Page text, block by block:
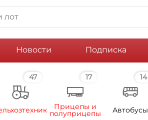
Новости Подписка
47 17
Прицепы и
полуприцепы
14
Автобусы